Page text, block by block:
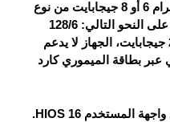
UFS 2.2 وذاكرة الوصول العشوائي الرام 6 أو 8 جيجابايت من نوع
LPDDR5X، خيارات التخزين مقسمة على النحو التالي: 128/6
جيجابايت أو 128/8 جيجابايت أو 256/8 جيجابايت، الجهاز لا يدعم
عبر بطاقة الميموري كارد